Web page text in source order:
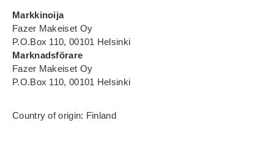
Markkinoija
Fazer Makeiset Oy
P.O.Box 110, 00101 Helsinki
Marknadsförare
Fazer Makeiset Oy
P.O.Box 110, 00101 Helsinki
Country of origin: Finland